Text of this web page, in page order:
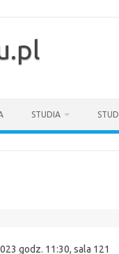
STUDIA
godz. 11:30, sala 121